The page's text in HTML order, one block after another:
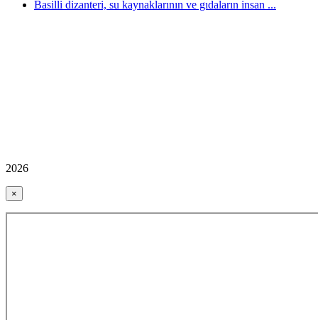
Basilli dizanteri, su kaynaklarının ve gıdaların insan ...
2026
×